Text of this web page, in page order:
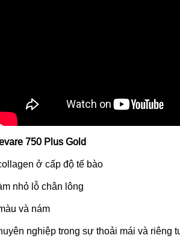
750 Plus Gold
ở cấp độ tế bào
nhỏ lỗ chân lông
và nám
nghiệp trong sự thoải mái và riêng